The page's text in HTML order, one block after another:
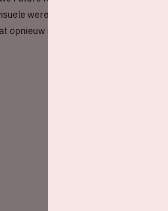
wereld. Zijn optreden markeert
opnieuw uitpakt met next‑level staging